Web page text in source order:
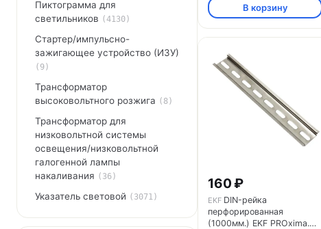
Пиктограмма для
светильников (4130)
Стартер/импульсно-
зажигающее устройство (ИЗУ)
(9)
Трансформатор
высоковольтного розжига (8)
Трансформатор для
низковольтной системы
освещения/низковольтной
галогенной лампы
накаливания (36)
Указатель световой (3071)
В корзину
160 ₽
EKF DIN-рейка
перфорированная
(1000мм.) EKF PROxima.